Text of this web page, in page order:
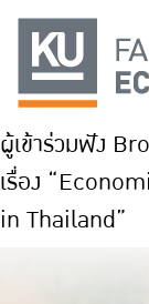
ผู้เข้าร่วมฟัง
เรื่อง
in Thailand”